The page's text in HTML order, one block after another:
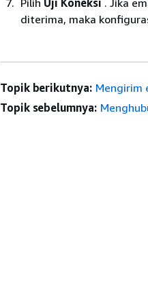
diterima, maka
Topik berikutnya: Mengirim
Topik sebelumnya: